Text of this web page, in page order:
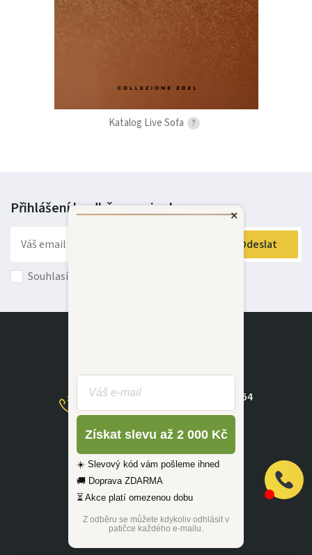
Katalog Live Sofa ?
Přihlášení k odběrunovinek
Odeslat
Souhlasím s
+420 585 415 760
(Po - Ne 09:00-17:30)
+420 776 490 854
×
Získat slevu až 2 000 Kč
☀️ Slevový kód vám pošleme ihned
🚚 Doprava ZDARMA
⏳ Akce platí omezenou dobu
Z odběru se můžete kdykoliv odhlásit v
patičce každého e-mailu.